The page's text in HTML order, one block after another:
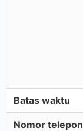
Batas waktu
Nomor telepon